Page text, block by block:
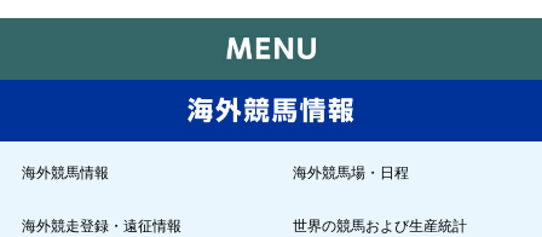
海外競馬情報 海外競馬場・日程
海外競走登録・遠征情報 世界の競馬および生産統計